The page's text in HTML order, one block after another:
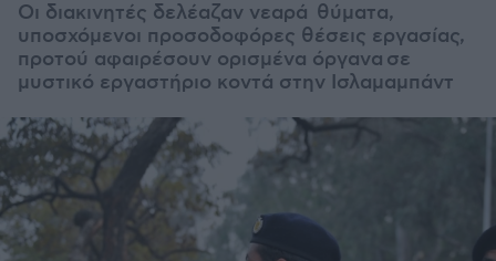
Οι διακινητές δελέαζαν νεαρά θύματα,
υποσχόμενοι προσοδοφόρες θέσεις εργασίας,
προτού αφαιρέσουν ορισμένα όργανα σε
μυστικό εργαστήριο κοντά στην Ισλαμαμπάντ